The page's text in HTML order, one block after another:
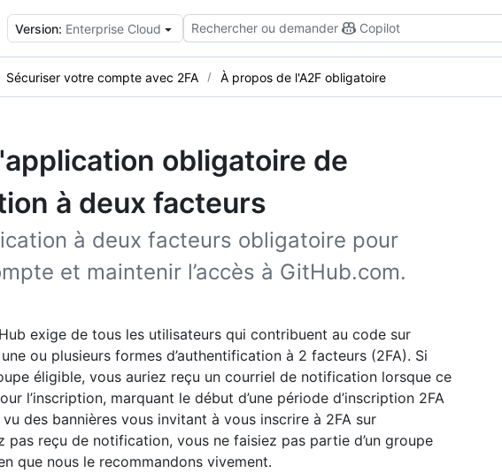
Version: Enterprise Cloud Rechercher ou demander Copilot
Sécuriser votre compte avec 2FA À propos de l'A2F obligatoire
obligatoire de
à deux facteurs
à deux facteurs obligatoire pour
et maintenir l’accès à GitHub.com.
exige de tous les utilisateurs qui contribuent au code sur
ou plusieurs formes d’authentification à 2 facteurs (2FA). Si
éligible, vous auriez reçu un courriel de notification lorsque ce
l’inscription, marquant le début d’une période d’inscription 2FA
des bannières vous invitant à vous inscrire à 2FA sur
pas reçu de notification, vous ne faisiez pas partie d’un groupe
que nous le recommandons vivement.